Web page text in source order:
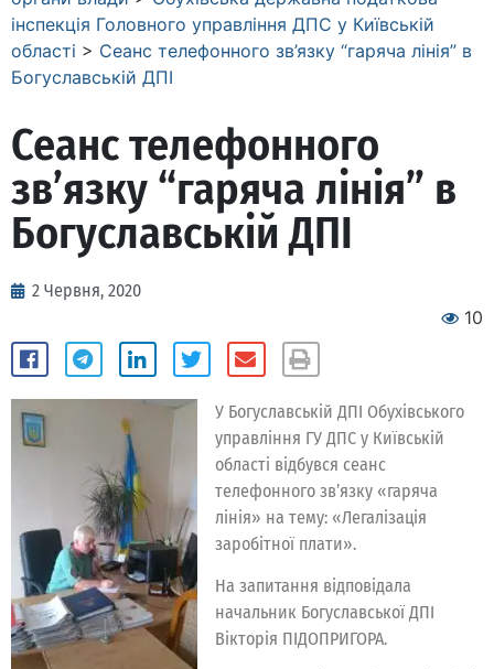
інспекція Головного управління ДПС у Київській
області > Сеанс телефонного зв’язку “гаряча лінія” в
Богуславській ДПІ
Сеанс телефонного
зв’язку “гаряча лінія” в
Богуславській ДПІ
2 Червня, 2020
10
У Богуславській ДПІ Обухівського
управління ГУ ДПС у Київській
області відбувся сеанс
телефонного зв’язку «гаряча
лінія» на тему: «Легалізація
заробітної плати».
На запитання відповідала
начальник Богуславської ДПІ
Вікторія ПІДОПРИГОРА.